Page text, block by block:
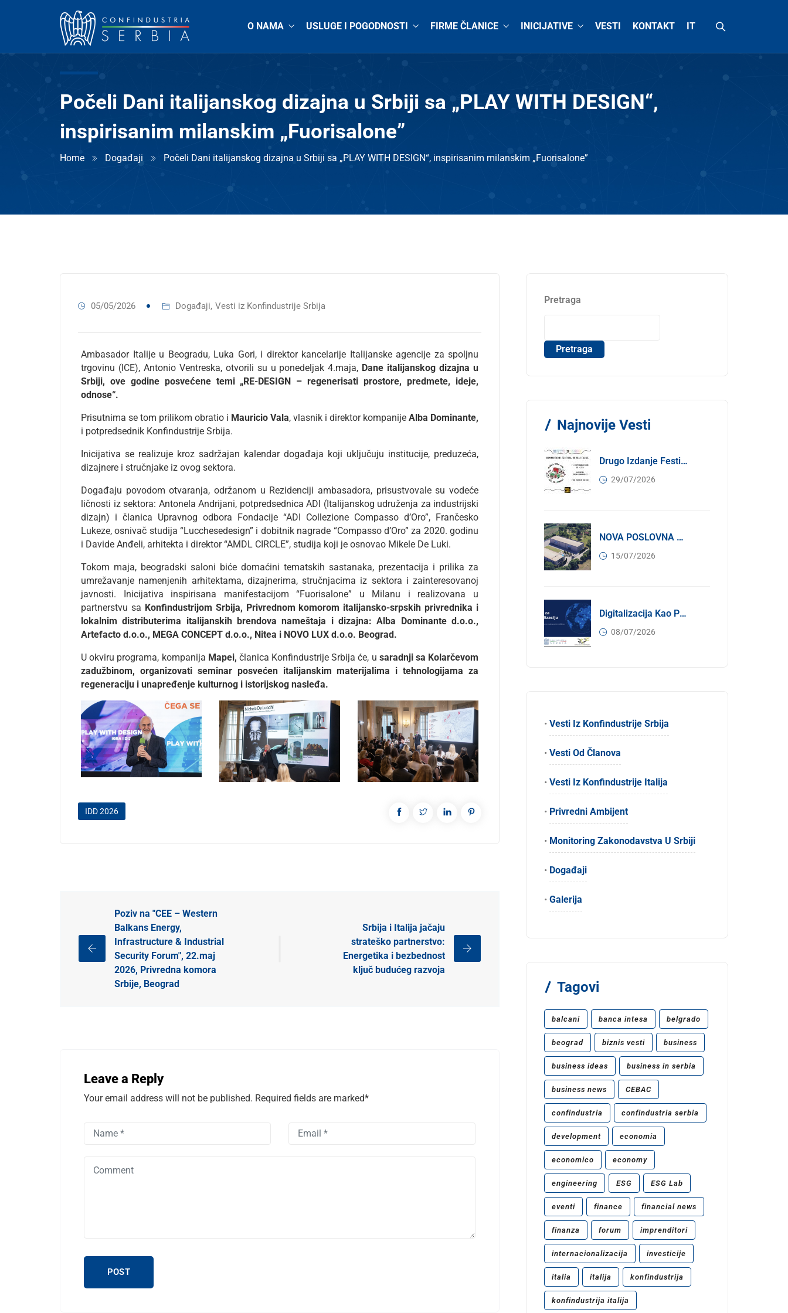
O NAMA USLUGE I POGODNOSTI FIRME ČLANICE INICIJATIVE VESTI KONTAKT IT
Počeli Dani italijanskog dizajna u Srbiji sa „PLAY WITH DESIGN“,
inspirisanim milanskim „Fuorisalone”
Home Događaji Počeli Dani italijanskog dizajna u Srbiji sa „PLAY WITH DESIGN“, inspirisanim milanskim „Fuorisalone”
05/05/2026 Događaji, Vesti iz Konfindustrije Srbija
Ambasador Italije u Beogradu, Luka Gori, i direktor kancelarije Italijanske agencije za spoljnu
trgovinu (ICE), Antonio Ventreska, otvorili su u ponedeljak 4.maja, Dane italijanskog dizajna u
Srbiji, ove godine posvećene temi „RE-DESIGN – regenerisati prostore, predmete, ideje,
odnose“.
Prisutnima se tom prilikom obratio i Mauricio Vala, vlasnik i direktor kompanije Alba Dominante,
i potpredsednik Konfindustrije Srbija.
Inicijativa se realizuje kroz sadržajan kalendar događaja koji uključuju institucije, preduzeća,
dizajnere i stručnjake iz ovog sektora.
Događaju povodom otvaranja, održanom u Rezidenciji ambasadora, prisustvovale su vodeće
ličnosti iz sektora: Antonela Andrijani, potpredsednica ADI (Italijanskog udruženja za industrijski
dizajn) i članica Upravnog odbora Fondacije “ADI Collezione Compasso d’Oro”, Frančesko
Lukeze, osnivač studija “Lucchesedesign” i dobitnik nagrade “Compasso d’Oro” za 2020. godinu
i Davide Anđeli, arhitekta i direktor “AMDL CIRCLE”, studija koji je osnovao Mikele De Luki.
Tokom maja, beogradski saloni biće domaćini tematskih sastanaka, prezentacija i prilika za
umrežavanje namenjenih arhitektama, dizajnerima, stručnjacima iz sektora i zainteresovanoj
javnosti. Inicijativa inspirisana manifestacijom “Fuorisalone” u Milanu i realizovana u
partnerstvu sa Konfindustrijom Srbija, Privrednom komorom italijansko-srpskih privrednika i
lokalnim distributerima italijanskih brendova nameštaja i dizajna: Alba Dominante d.o.o.,
Artefacto d.o.o., MEGA CONCEPT d.o.o., Nitea i NOVO LUX d.o.o. Beograd.
U okviru programa, kompanija Mapei, članica Konfindustrije Srbija će, u saradnji sa Kolarčevom
zadužbinom, organizovati seminar posvećen italijanskim materijalima i tehnologijama za
regeneraciju i unapređenje kulturnog i istorijskog nasleđa.
IDD 2026
Poziv na "CEE – Western
Balkans Energy,
Infrastructure & Industrial
Security Forum", 22.maj
2026, Privredna komora
Srbije, Beograd
Srbija i Italija jačaju
strateško partnerstvo:
Energetika i bezbednost
ključ budućeg razvoja
Leave a Reply
Your email address will not be published. Required fields are marked*
Pretraga
Pretraga
Najnovije Vesti
Drugo Izdanje Festivala JEDI.VOLI.DONIRAJ: Spoj Gastronomije I Solidarnosti
29/07/2026
NOVA POSLOVNA PRILIKA ZA ČLANOVE KONFINDUSTRIJE SRBIJA: Izdavanje Moderne Industrijske Hale U Pančevu – 1.200 M² U Industrijskoj Zoni
15/07/2026
Digitalizacija Kao Pokretač Internacionalizacije
08/07/2026
• Vesti Iz Konfindustrije Srbija
• Vesti Od Članova
• Vesti Iz Konfindustrije Italija
• Privredni Ambijent
• Monitoring Zakonodavstva U Srbiji
• Događaji
• Galerija
Tagovi
balcani banca intesa belgrado
beograd biznis vesti business
business ideas business in serbia
business news CEBAC
confindustria confindustria serbia
development economia
economico economy
engineering ESG ESG Lab
eventi finance financial news
finanza forum imprenditori
internacionalizacija investicije
italia italija konfindustrija
konfindustrija italija